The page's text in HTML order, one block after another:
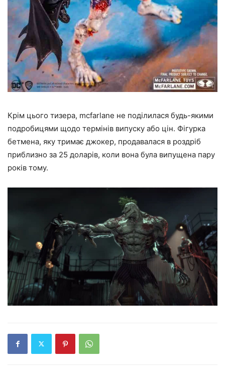
Крім цього тизера, mcfarlane не поділилася будь-якими
подробицями щодо термінів випуску або цін. Фігурка
бетмена, яку тримає джокер, продавалася в роздріб
приблизно за 25 доларів, коли вона була випущена пару
років тому.